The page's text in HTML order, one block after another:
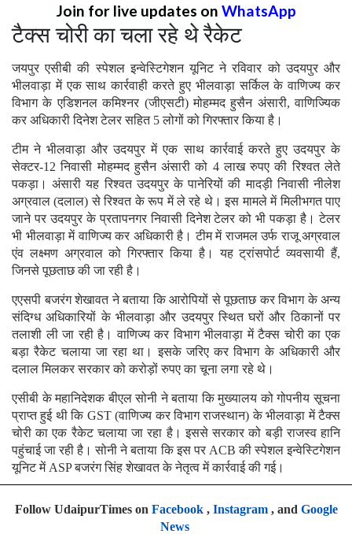
Join for live updates on WhatsApp
टैक्स चोरी का चला रहे थे रैकेट
जयपुर एसीबी की स्पेशल इन्वेस्टिगेशन यूनिट ने रविवार को उदयपुर और
भीलवाड़ा में एक साथ कार्रवाही करते हुए भीलवाड़ा सर्किल के वाणिज्य कर
विभाग के एडिशनल कमिश्नर (जीएसटी) मोहम्मद हुसैन अंसारी, वाणिज्यिक
कर अधिकारी दिनेश टेलर सहित 5 लोगों को गिरफ्तार किया है।
टीम ने भीलवाड़ा और उदयपुर में एक साथ कार्रवाई करते हुए उदयपुर के
सेक्टर-12 निवासी मोहम्मद हुसैन अंसारी को 4 लाख रुपए की रिश्वत लेते
पकड़ा। अंसारी यह रिश्वत उदयपुर के पानेरियों की मादड़ी निवासी नीलेश
अग्रवाल (दलाल) से रिश्वत के रूप में ले रहे थे। इस मामले में मिलीभगत पाए
जाने पर उदयपुर के प्रतापनगर निवासी दिनेश टेलर को भी पकड़ा है। टेलर
भी भीलवाड़ा में वाणिज्य कर अधिकारी है। टीम में राजमल उर्फ राजू अग्रवाल
एंव लक्ष्मण अग्रवाल को गिरफ्तार किया है। यह ट्रांसपोर्ट व्यवसायी हैं,
जिनसे पूछताछ की जा रही है।
एएसपी बजरंग शेखावत ने बताया कि आरोपियों से पूछताछ कर विभाग के अन्य
संदिग्ध अधिकारियों के भीलवाड़ा और उदयपुर स्थित घरों और ठिकानों पर
तलाशी ली जा रही है। वाणिज्य कर विभाग भीलवाड़ा में टैक्स चोरी का एक
बड़ा रैकेट चलाया जा रहा था। इसके जरिए कर विभाग के अधिकारी और
दलाल मिलकर सरकार को करोड़ों रुपए का चूना लगा रहे थे।
एसीबी के महानिदेशक बीएल सोनी ने बताया कि मुख्यालय को गोपनीय सूचना
प्राप्त हुई थी कि GST (वाणिज्य कर विभाग राजस्थान) के भीलवाड़ा में टैक्स
चोरी का एक रैकेट चलाया जा रहा है। इससे सरकार को बड़ी राजस्व हानि
पहुंचाई जा रही है। सोनी ने बताया कि इस पर ACB की स्पेशल इन्वेस्टिगेशन
यूनिट में ASP बजरंग सिंह शेखावत के नेतृत्व में कार्रवाई की गई।
Follow UdaipurTimes on Facebook, Instagram, and Google
News